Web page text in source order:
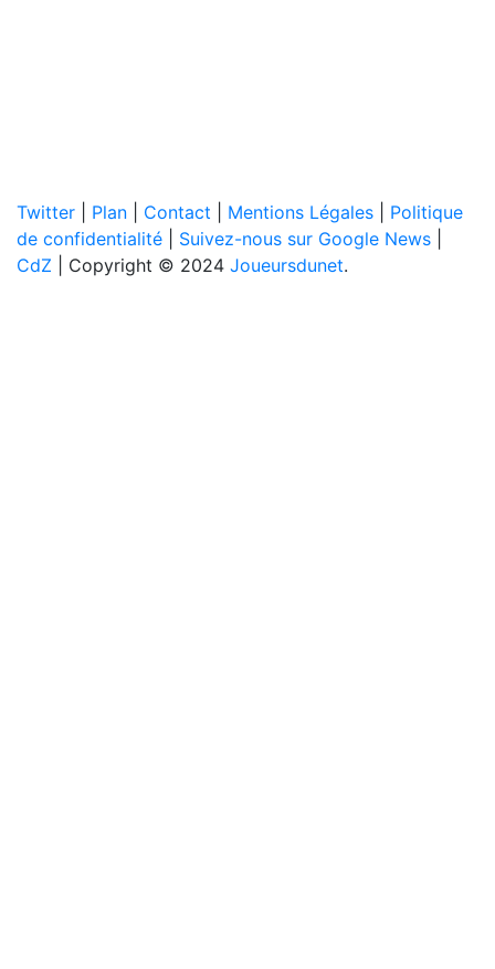
Twitter Plan Contact Mentions Légales
Politique
de confidentialité
Suivez-nous sur Google News
CdZ | Copyright © 2024 Joueursdunet.